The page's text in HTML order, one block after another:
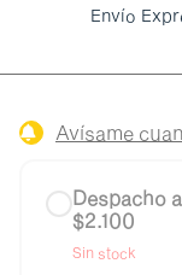
Envío
Avísame
Despacho
$2.100
Sin stock